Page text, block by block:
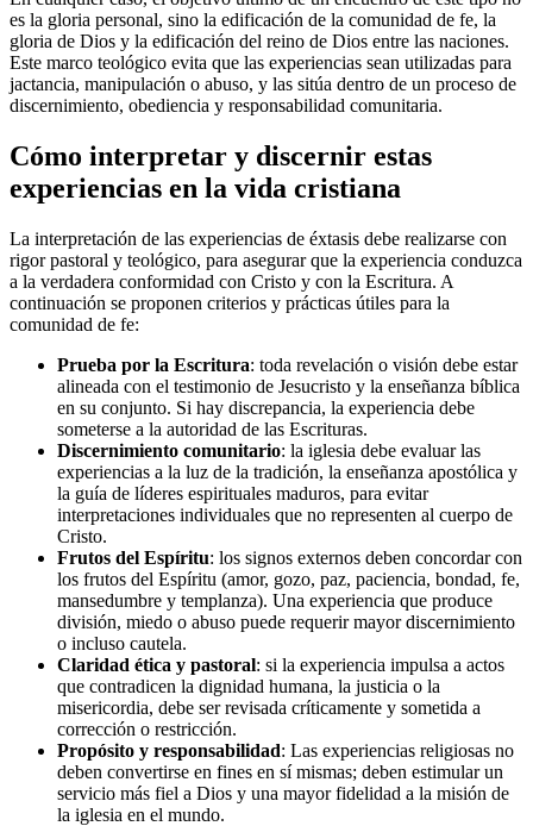
es la gloria personal, sino la edificación de la comunidad de fe, la
gloria de Dios y la edificación del reino de Dios entre las naciones.
Este marco teológico evita que las experiencias sean utilizadas para
jactancia, manipulación o abuso, y las sitúa dentro de un proceso de
discernimiento, obediencia y responsabilidad comunitaria.
Cómo interpretar y discernir estas
experiencias en la vida cristiana
La interpretación de las experiencias de éxtasis debe realizarse con
rigor pastoral y teológico, para asegurar que la experiencia conduzca
a la verdadera conformidad con Cristo y con la Escritura. A
continuación se proponen criterios y prácticas útiles para la
comunidad de fe:
Prueba por la Escritura: toda revelación o visión debe estar
alineada con el testimonio de Jesucristo y la enseñanza bíblica
en su conjunto. Si hay discrepancia, la experiencia debe
someterse a la autoridad de las Escrituras.
Discernimiento comunitario: la iglesia debe evaluar las
experiencias a la luz de la tradición, la enseñanza apostólica y
la guía de líderes espirituales maduros, para evitar
interpretaciones individuales que no representen al cuerpo de
Cristo.
Frutos del Espíritu: los signos externos deben concordar con
los frutos del Espíritu (amor, gozo, paz, paciencia, bondad, fe,
mansedumbre y templanza). Una experiencia que produce
división, miedo o abuso puede requerir mayor discernimiento
o incluso cautela.
Claridad ética y pastoral: si la experiencia impulsa a actos
que contradicen la dignidad humana, la justicia o la
misericordia, debe ser revisada críticamente y sometida a
corrección o restricción.
Propósito y responsabilidad: Las experiencias religiosas no
deben convertirse en fines en sí mismas; deben estimular un
servicio más fiel a Dios y una mayor fidelidad a la misión de
la iglesia en el mundo.